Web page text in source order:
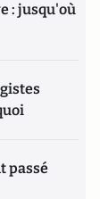
: jusqu'où
passé